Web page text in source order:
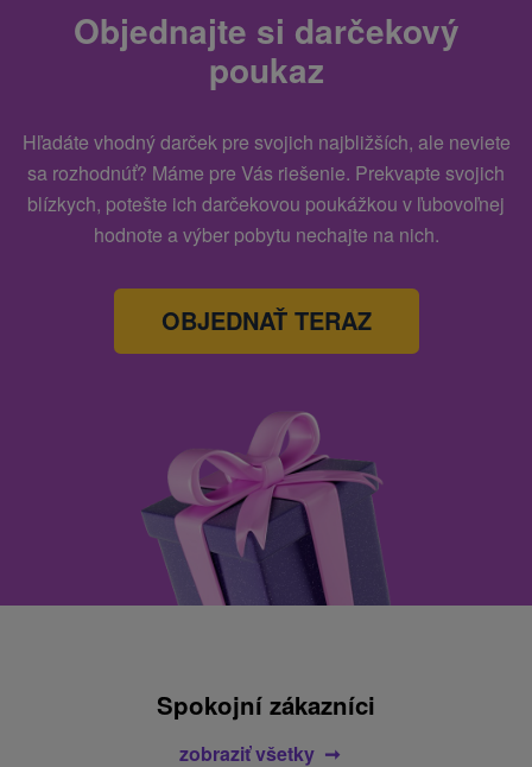
Objednajte si darčekový
poukaz
Hľadáte vhodný darček pre svojich najbližších, ale neviete
sa rozhodnúť? Máme pre Vás riešenie. Prekvapte svojich
blízkych, potešte ich darčekovou poukážkou v ľubovoľnej
hodnote a výber pobytu nechajte na nich.
OBJEDNAŤ TERAZ
Spokojní zákazníci
zobraziť všetky